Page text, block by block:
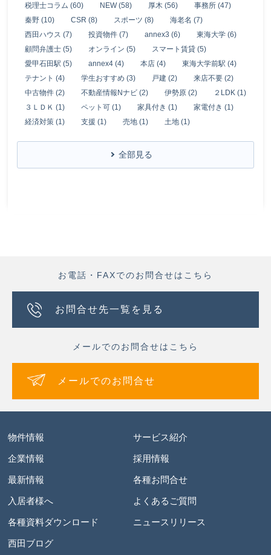
税理士コラム (60)
NEW (58) 厚木 (56)
事務所 (47)
秦野 (10)
CSR (8) スポーツ (8)
海老名 (7)
西田ハウス (7)
投資物件 (7) annex3 (6)
東海大学 (6)
顧問弁護士 (5)
オンライン (5)
スマート賃貸 (5)
愛甲石田駅 (5)
annex4 (4) 本店 (4)
東海大学前駅 (4)
テナント (4)
学生おすすめ (3) 戸建 (2)
来店不要 (2)
中古物件 (2)
不動産情報Nナビ (2) 伊勢原 (2)
２LDK (1)
３ＬＤＫ (1)
ペット可 (1) 家具付き (1)
家電付き (1)
経済対策 (1)
支援 (1) 売地 (1) 土地 (1)
全部見る
お電話・FAXでのお問合せはこちら
お問合せ先一覧を見る
メールでのお問合せはこちら
メールでのお問合せ
物件情報 サービス紹介
企業情報 採用情報
最新情報 各種お問合せ
入居者様へ よくあるご質問
各種資料ダウンロード ニュースリリース
西田ブログ